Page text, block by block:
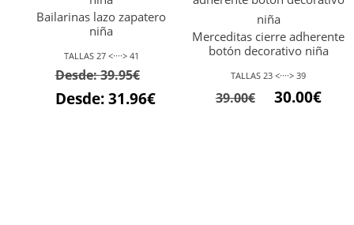
Bailarinas lazo zapatero
niña
TALLAS 27 <····> 41
Desde:39.95€
Desde:31.96€
Merceditas cierre adherente
botón decorativo niña
TALLAS 23 <····> 39
39.00€ 30.00€